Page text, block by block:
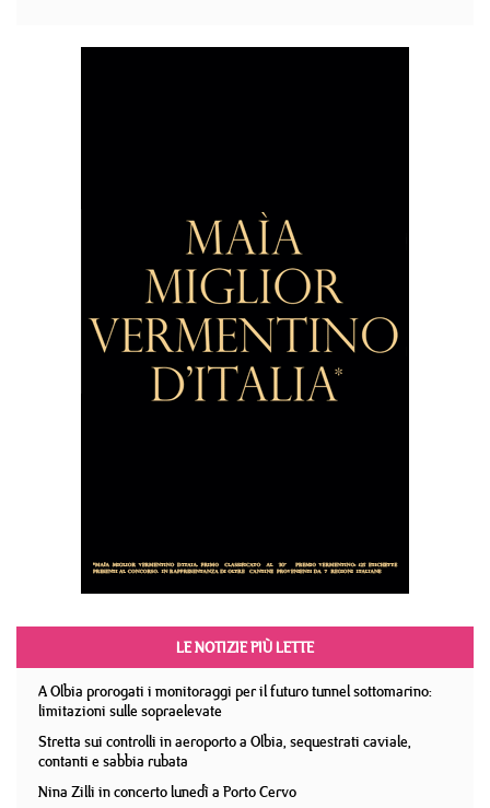
LE NOTIZIE PIÙ LETTE
A Olbia prorogati i monitoraggi per il futuro tunnel sottomarino:
limitazioni sulle sopraelevate
Stretta sui controlli in aeroporto a Olbia, sequestrati caviale,
contanti e sabbia rubata
Nina Zilli in concerto lunedì a Porto Cervo